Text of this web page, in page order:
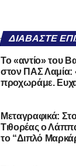
ΔΙΑΒΆΣΤΕ
Το «αντίο» του
στον ΠΑΣ Λαμία:
προχωράμε.
Μεταγραφικά:
Τιθορέας ο
το “Διπλό